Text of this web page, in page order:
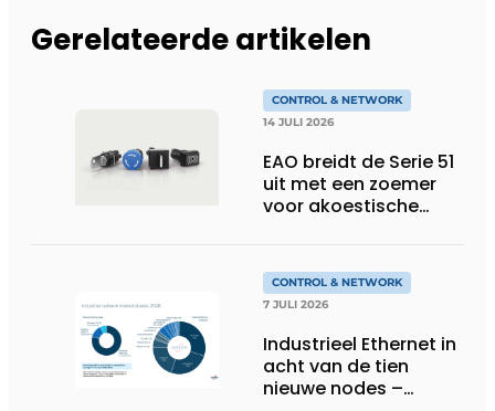
Gerelateerde artikelen
CONTROL & NETWORK
14 JULI 2026
EAO breidt de Serie 51
uit met een zoemer
voor akoestische
CONTROL & NETWORK
7 JULI 2026
Industrieel Ethernet in
acht van de tien
nieuwe nodes –